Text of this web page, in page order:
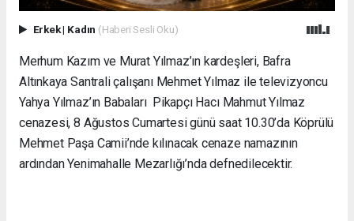
Erkek| Kadın (Haberi Sesli Oku)
Merhum Kazım ve Murat Yılmaz’ın kardeşleri, Bafra
Altınkaya Santrali çalışanı Mehmet Yılmaz ile televizyoncu
Yahya Yılmaz’ın Babaları Pikapçı Hacı Mahmut Yılmaz
cenazesi, 8 Ağustos Cumartesi günü saat 10.30’da Köprülü
Mehmet Paşa Camii’nde kılınacak cenaze namazının
ardından Yenimahalle Mezarlığı’nda defnedilecektir.